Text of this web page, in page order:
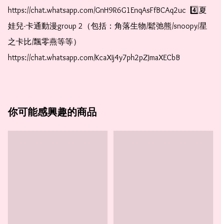
https://chat.whatsapp.com/GnH9R6G1EnqAsFfBCAq2uc  4️⃣夏
娃兒-卡通動漫group 2（包括：角落生物/鬆弛熊/snoopy/星
之卡比/飄零燕等等）
https://chat.whatsapp.com/KcaXIj4y7ph2pZJmaXECbB
你可能感興趣的商品